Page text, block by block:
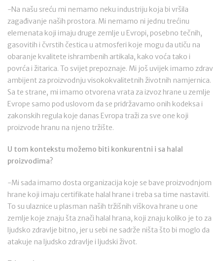
-Na našu sreću mi nemamo neku industriju koja bi vršila
zagađivanje naših prostora. Mi nemamo ni jednu trećinu
elemenata koji imaju druge zemlje u Evropi, posebno tečnih,
gasovitih i čvrstih čestica u atmosferi koje mogu da utiču na
obaranje kvalitete ishrambenih artikala, kako voća tako i
povrća i žitarica. To svijet prepoznaje. Mi još uvijek imamo zdrav
ambijent za proizvodnju visokokvalitetnih životnih namjernica.
Sa te strane, mi imamo otvorena vrata za izvoz hrane u zemlje
Evrope samo pod uslovom da se pridržavamo onih kodeksa i
zakonskih regula koje danas Evropa traži za sve one koji
proizvode hranu na njeno tržište.
U tom kontekstu možemo biti konkurentni i sa halal
proizvodima?
-Mi sada imamo dosta organizacija koje se bave proizvodnjom
hrane koji imaju certifikate halal hrane i treba sa time nastaviti.
To su ulaznice u plasman naših tržišnih viškova hrane u one
zemlje koje znaju šta znači halal hrana, koji znaju koliko je to za
ljudsko zdravlje bitno, jer u sebi ne sadrže ništa što bi moglo da
atakuje na ljudsko zdravlje i ljudski život.